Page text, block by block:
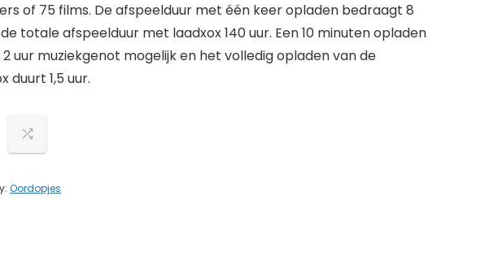
of 75 films. De afspeelduur met één keer opladen bedraagt 8
totale afspeelduur met laadxox 140 uur. Een 10 minuten opladen
uur muziekgenot mogelijk en het volledig opladen van de
duurt 1,5 uur.
Oordopjes